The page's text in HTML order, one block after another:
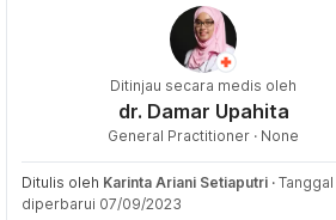
Ditinjau secara medis oleh
dr. Damar Upahita
General Practitioner · None
Ditulis oleh Karinta Ariani Setiaputri · Tanggal
diperbarui 07/09/2023